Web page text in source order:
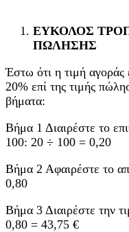
ΕΥΚΟΛΟΣ
ΠΩΛΗΣΗΣ
Έστω ότι η τιμή αγοράς
20% επί της τιμής
βήματα:
Βήμα 1 Διαιρέστε το
100: 20 ÷ 100 = 0,20
Βήμα 2 Αφαιρέστε το
0,80
Βήμα 3 Διαιρέστε την
0,80 = 43,75 €